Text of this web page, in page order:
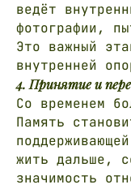
ведёт
фотографии,
Это важный
внутренней
4. Принятие и
Со временем
Память
жить дальше,
значимость